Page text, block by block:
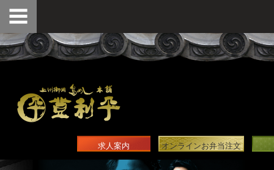
オンラインお弁当注文
求人案内